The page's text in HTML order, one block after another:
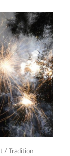
/Tradition